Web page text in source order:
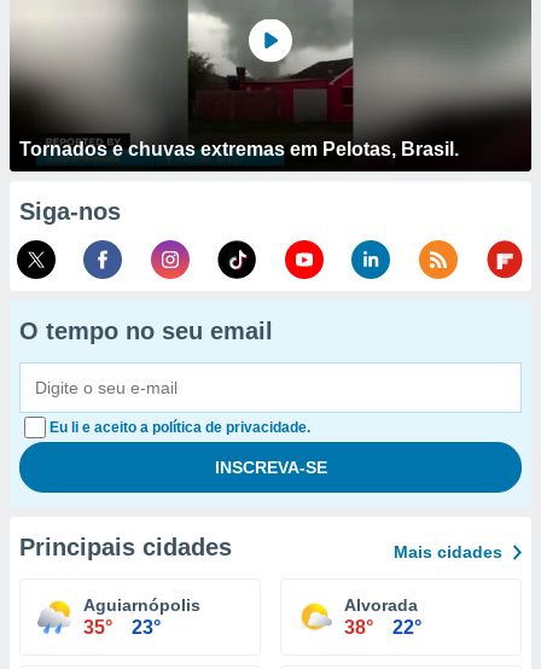
Tornados e chuvas extremas em Pelotas, Brasil.
Siga-nos
O tempo no seu email
Eu li e aceito a política de privacidade.
Principais cidades Mais cidades
Aguiarnópolis
35° 23°
Alvorada
38° 22°